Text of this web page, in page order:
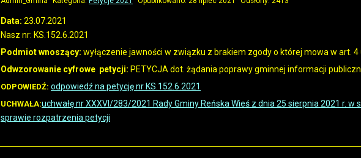
Data: 23.07.2021
Nasz nr: KS.152.6.2021
Podmiot wnoszący: wyłączenie jawności w związku z brakiem zgody o której mowa w art. 4
Odwzorowanie cyfrowe petycji: PETYCJA dot. żądania poprawy gminnej informacji
ODPOWIEDŹ: odpowiedź na petycję nr KS.152.6.2021
UCHWAŁA:uchwałę nr XXXVI/283/2021 Rady Gminy Reńska Wieś z dnia 25 sierpnia 2021 r.
sprawie rozpatrzenia petycji